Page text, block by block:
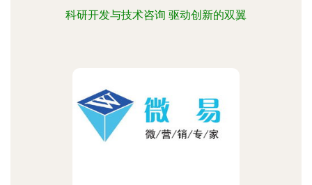
科研开发与技术咨询 驱动创新的双翼